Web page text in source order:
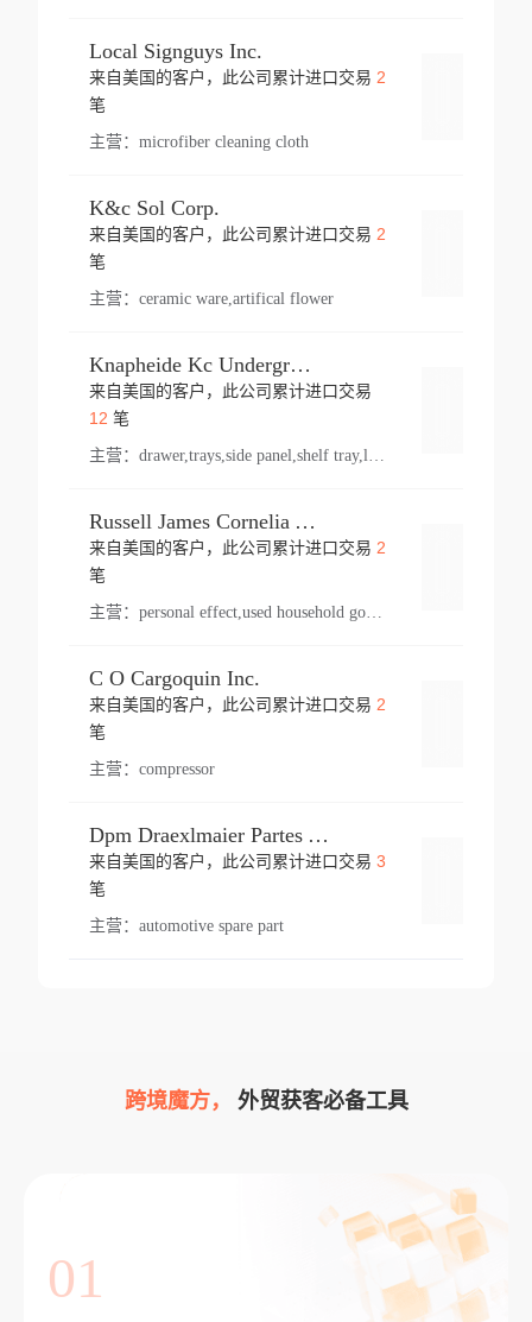
Local Signguys Inc.
来自美国的客户，此公司累计进口交易 2
笔
主营： microfiber cleaning cloth
K&c Sol Corp.
来自美国的客户，此公司累计进口交易 2
笔
主营： ceramic ware,artifical flower
Knapheide Kc Underground
来自美国的客户，此公司累计进口交易
12 笔
主营：
Russell James Cornelia Arlington Va
来自美国的客户，此公司累计进口交易 2
笔
主营： personal effect,used household goods
C O Cargoquin Inc.
来自美国的客户，此公司累计进口交易 2
笔
主营： compressor
Dpm Draexlmaier Partes Automotrices Corr Ind Huejotzingo
来自美国的客户，此公司累计进口交易 3
笔
主营： automotive spare part
跨境魔方， 外贸获客必备工具
01